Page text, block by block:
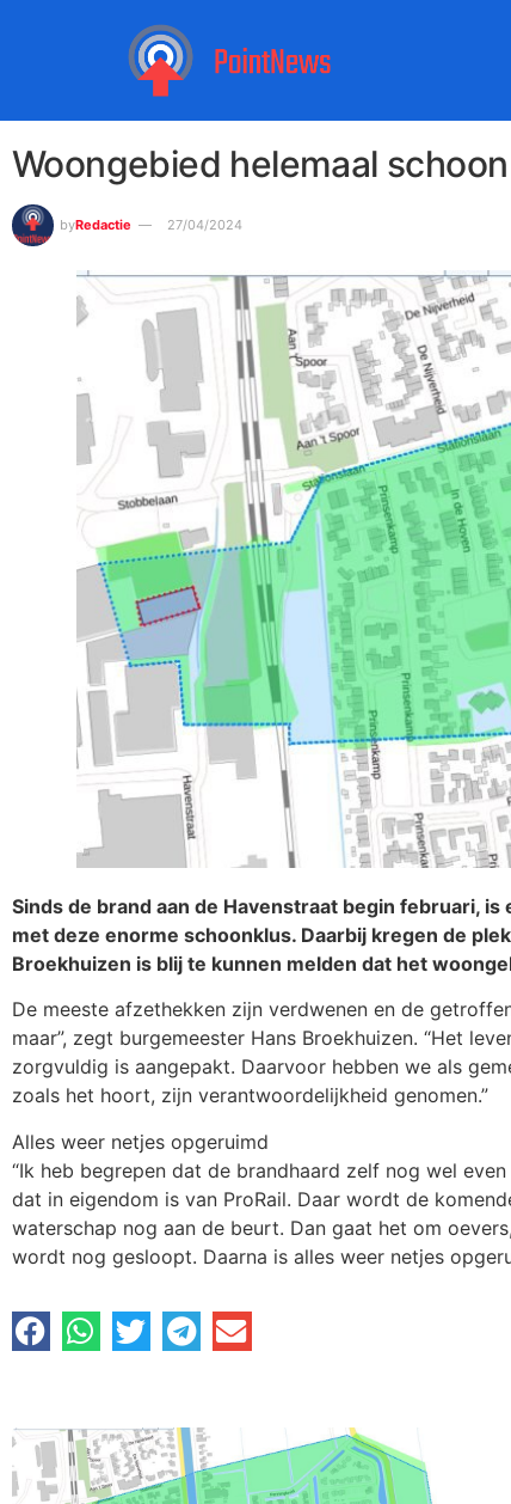
Woongebied helemaal schoon
byRedactie 27/04/2024
Sinds de brand aan de Havenstraat begin februari,
met deze enorme schoonklus. Daarbij kregen de
Broekhuizen is blij te kunnen melden dat het
De meeste afzethekken zijn verdwenen en de
maar”, zegt burgemeester Hans Broekhuizen. “Het
zorgvuldig is aangepakt. Daarvoor hebben we als
zoals het hoort, zijn verantwoordelijkheid genomen.”
Alles weer netjes opgeruimd
“Ik heb begrepen dat de brandhaard zelf nog wel
dat in eigendom is van ProRail. Daar wordt de
waterschap nog aan de beurt. Dan gaat het om
wordt nog gesloopt. Daarna is alles weer netjes